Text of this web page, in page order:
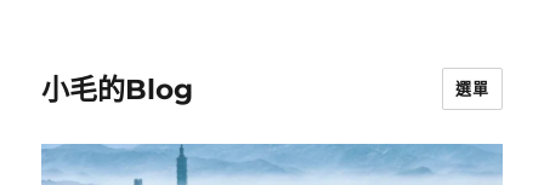
小毛的Blog 選單